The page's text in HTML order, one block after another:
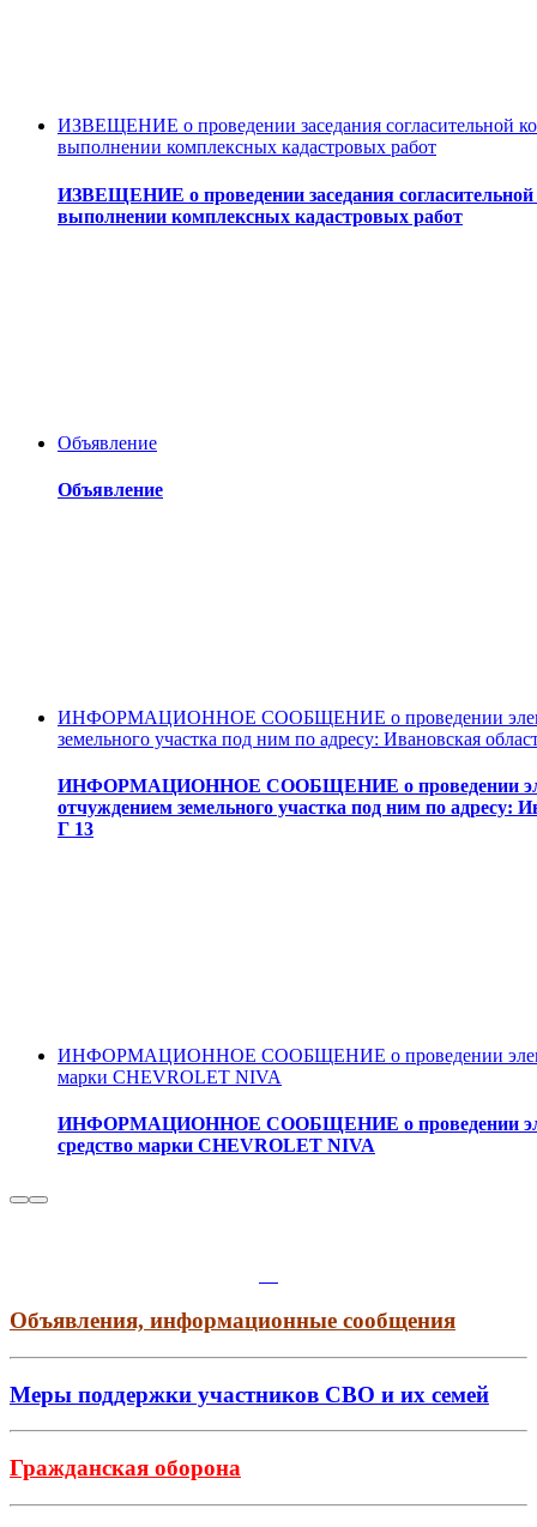
ИЗВЕЩЕНИЕ о проведении заседания согласительной
выполнении комплексных кадастровых работ
ИЗВЕЩЕНИЕ о проведении заседания согласительной
выполнении комплексных кадастровых работ
Объявление
Объявление
ИНФОРМАЦИОННОЕ СООБЩЕНИЕ о проведении
земельного участка под ним по адресу: Ивановская
ИНФОРМАЦИОННОЕ СООБЩЕНИЕ о проведении
отчуждением земельного участка под ним по адресу:
Г 13
ИНФОРМАЦИОННОЕ СООБЩЕНИЕ о проведении
марки CHEVROLET NIVA
ИНФОРМАЦИОННОЕ СООБЩЕНИЕ о проведении
средство марки CHEVROLET NIVA
Объявления, информационные сообщения
Меры поддержки участников СВО и их семей
Гражданская оборона